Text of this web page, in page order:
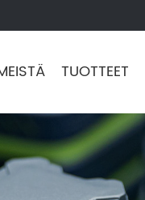
TUOTTEET